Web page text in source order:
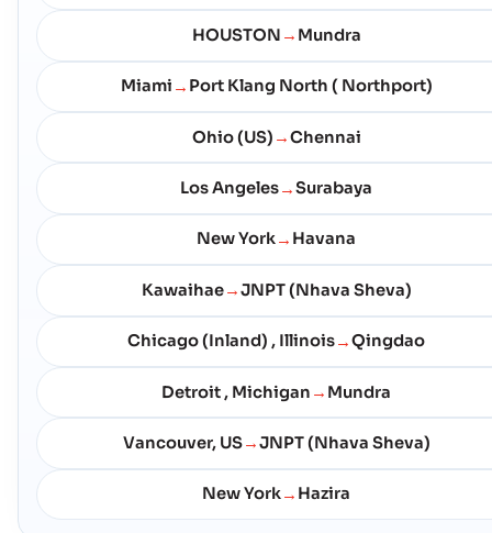
Postnummer : -
Campbell (US)
Kusthamnen
Adress :
Campbell (US), United States of America, usa
Postnummer :-
Kusthamnen
Cape Canaveral (USPCV), United States of America, usa
Hamnkod :
Cape May
Kusthamnen
Adress :
Postnummer :
Hamnkod :USCGF
HOUSTON → Mundra
Miami → Port Klang North ( Northport)
Ohio (US) →Chennai
Los Angeles→Surabaya
New York→ Havana
Kawaihae→JNPT (Nhava Sheva)
Chicago (Inland) , Illinois→Qingdao
Detroit , Michigan → Mundra
Vancouver, US→JNPT (Nhava Sheva)
New York→ Hazira